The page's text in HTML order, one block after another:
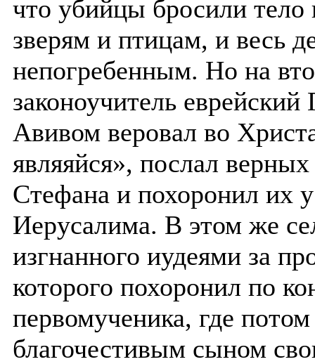
что убийцы бросили тело
зверям и птицам, и весь
непогребенным. Но на
законоучитель
Авивом веровал во
являяйся», послал
Стефана и похоронил их
Иерусалима. В этом же
изгнанного иудеями за
которого похоронил по
первомученика, где
благочестивым сыном